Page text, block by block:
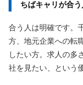
ちばキャリが合
合う人は明確です。
方、地元企業への転
したい方。求人の多
社を見たい、という